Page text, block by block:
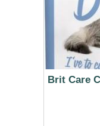
Brit Care